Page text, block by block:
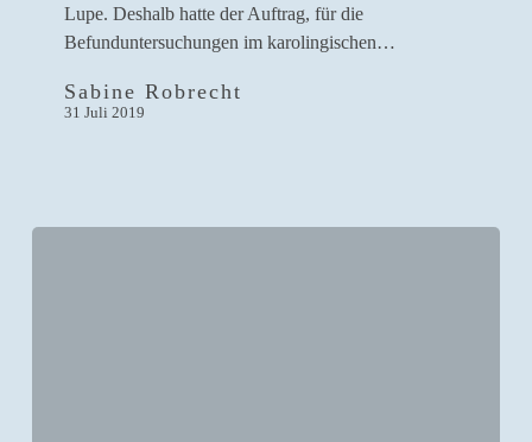
Lupe. Deshalb hatte der Auftrag, für die
Befunduntersuchungen im karolingischen…
Sabine Robrecht
31 Juli 2019